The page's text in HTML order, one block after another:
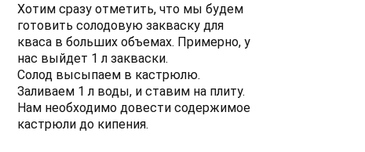
Хотим сразу отметить, что мы будем
готовить солодовую закваску для
кваса в больших объемах. Примерно, у
нас выйдет 1 л закваски.
Солод высыпаем в кастрюлю.
Заливаем 1 л воды, и ставим на плиту.
Нам необходимо довести содержимое
кастрюли до кипения.